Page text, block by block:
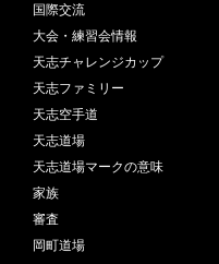
国際交流
大会・練習会情報
天志チャレンジカップ
天志ファミリー
天志空手道
天志道場
天志道場マークの意味
家族
審査
岡町道場